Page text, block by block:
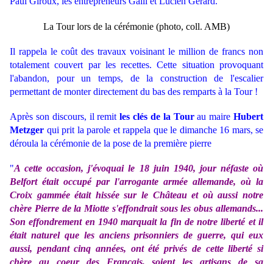
La Tour lors de la cérémonie (photo, coll. AMB)
Il rappela le coût des travaux voisinant le million de francs non
totalement couvert par les recettes. Cette situation provoquant
l'abandon, pour un temps, de la construction de l'escalier
permettant de monter directement du bas des remparts à la Tour !
Après son discours, il remitles clés de la Tourau maireHubert
Metzger qui prit la parole et rappela que le dimanche 16 mars, se
déroula la cérémonie de la pose de la première pierre
"A cette occasion, j'évoquai le 18 juin 1940, jour néfaste où
Belfort était occupé par l'arrogante armée allemande, où la
Croix gammée était hissée sur le Château et où aussi notre
chère Pierre de la Miotte s'effondrait sous les obus allemands...
Son effondrement en 1940 marquait la fin de notre liberté et il
était naturel que les anciens prisonniers de guerre, qui eux
aussi, pendant cinq années, ont été privés de cette liberté si
chère au coeur des Français, soient les artisans de sa